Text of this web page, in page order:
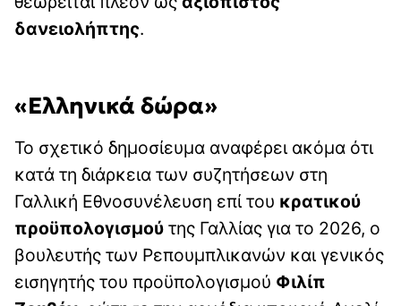
δανειολήπτης.
«Ελληνικά δώρα»
Το σχετικό δημοσίευμα αναφέρει ακόμα ότι
κατά τη διάρκεια των συζητήσεων στη
Γαλλική Εθνοσυνέλευση επί του κρατικού
προϋπολογισμού της Γαλλίας για το 2026, ο
βουλευτής των Ρεπουμπλικανών και γενικός
εισηγητής του προϋπολογισμού Φιλίπ